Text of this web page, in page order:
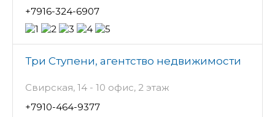
+7916-324-6907
Три Ступени, агентство недвижимости
Свирская, 14 - 10 офис, 2 этаж
+7910-464-9377